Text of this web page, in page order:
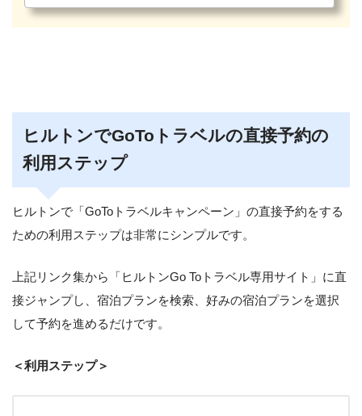
ヒルトンでGoToトラベルの直接予約の
利用ステップ
ヒルトンで「GoToトラベルキャンペーン」の直接予約をする
ための利用ステップは非常にシンプルです。
上記リンク集から「ヒルトンGo Toトラベル専用サイト」に直
接ジャンプし、宿泊プランを検索、好みの宿泊プランを選択
して予約を進めるだけです。
＜利用ステップ＞